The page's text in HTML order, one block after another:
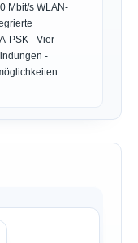
Mbit/s WLAN-
PSK - Vier
-